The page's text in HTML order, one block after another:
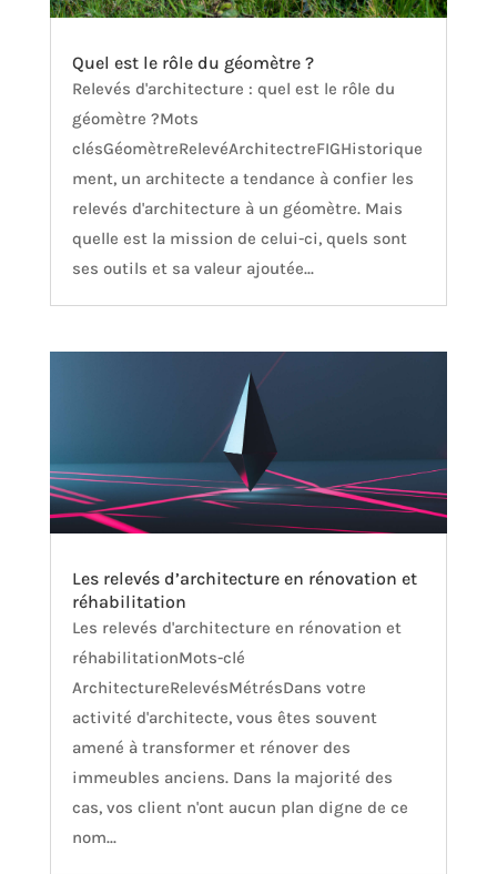
Quel est le rôle du géomètre ?
Relevés d'architecture : quel est le rôle du
géomètre ?Mots
clésGéomètreRelevéArchitectreFIGHistorique
ment, un architecte a tendance à confier les
relevés d'architecture à un géomètre. Mais
quelle est la mission de celui-ci, quels sont
ses outils et sa valeur ajoutée...
Les relevés d’architecture en rénovation et
réhabilitation
Les relevés d'architecture en rénovation et
réhabilitationMots-clé
ArchitectureRelevésMétrésDans votre
activité d'architecte, vous êtes souvent
amené à transformer et rénover des
immeubles anciens. Dans la majorité des
cas, vos client n'ont aucun plan digne de ce
nom...